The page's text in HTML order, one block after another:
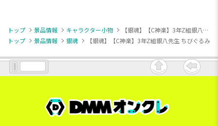
トップ 景品情報 キャラクター小物
【銀魂】【C神楽】3年Z組銀八先生 ちびぐるみ
トップ
景品情報 銀魂 【銀魂】【C神楽】3年Z組銀八先生 ちびぐるみ